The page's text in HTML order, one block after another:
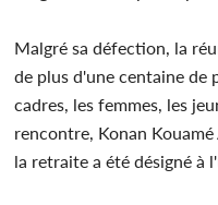
Malgré sa défection, la
de plus d'une centaine de
cadres, les femmes, les
rencontre, Konan
la retraite a été désigné à